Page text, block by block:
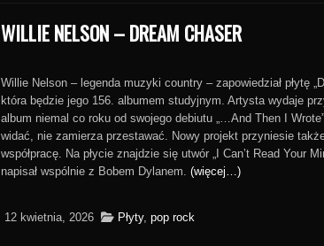
WILLIE NELSON – DREAM CHASER
Willie Nelson – legenda muzyki country – zapowiedział płytę
która będzie jego 156. albumem studyjnym. Artysta wydaje
album niemal co roku od swojego debiutu „…And Then I
widać, nie zamierza przestawać. Nowy projekt przyniesie
współpracę. Na płycie znajdzie się utwór „I Can’t Read Your
napisał wspólnie z Bobem Dylanem. (więcej…)
12 kwietnia, 2026 Płyty, pop rock